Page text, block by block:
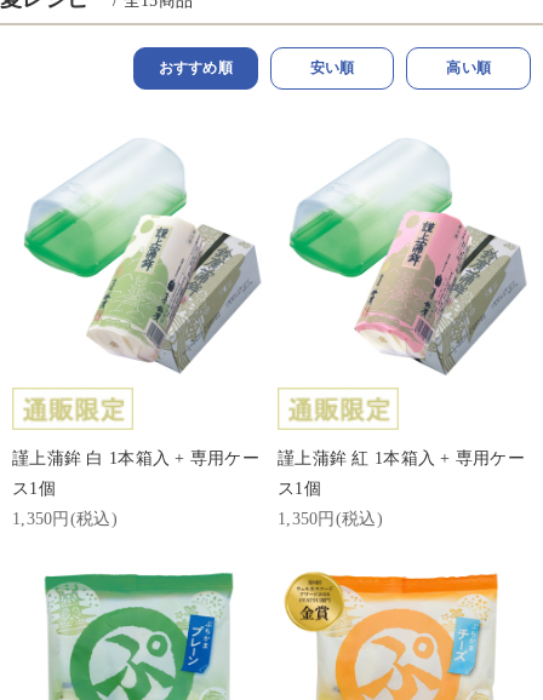
おすすめ順 安い順 高い順
謹上蒲鉾 白 1本箱入 + 専用ケー
ス1個
1,350円(税込)
謹上蒲鉾 紅 1本箱入 + 専用ケー
ス1個
1,350円(税込)